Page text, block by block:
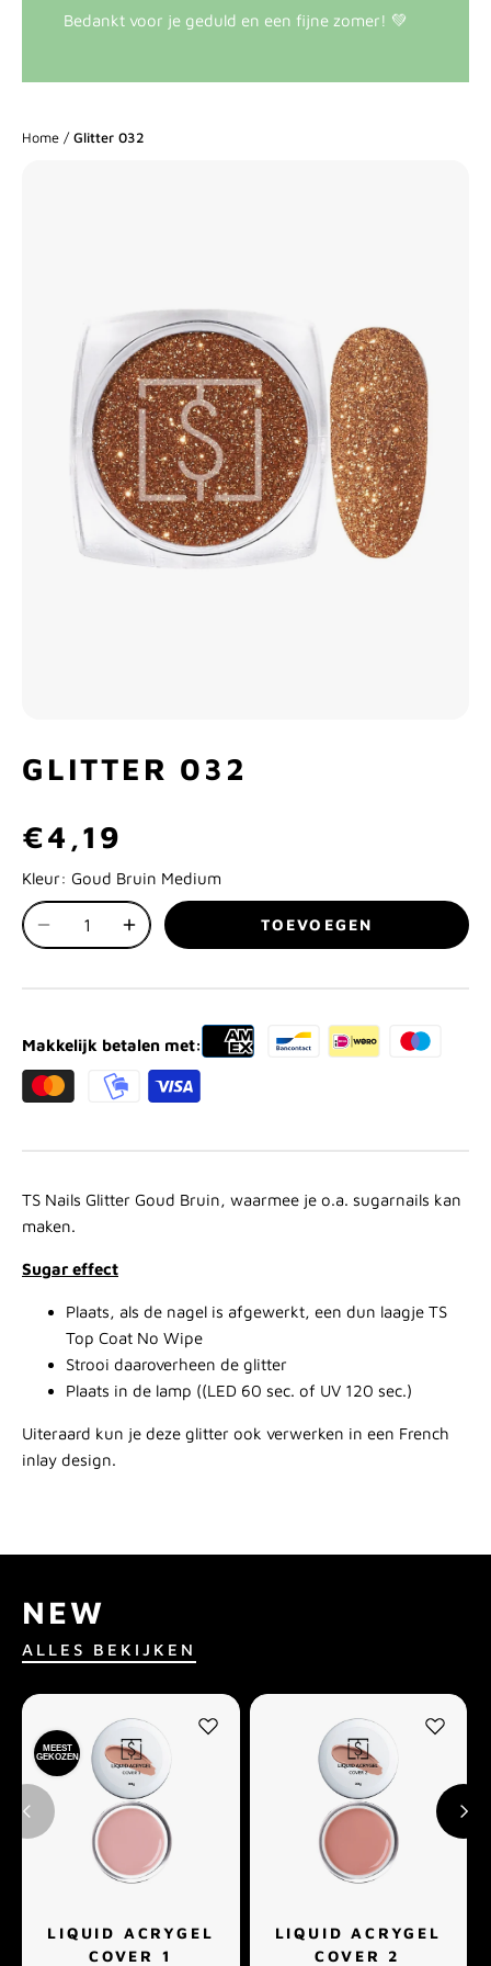
Bedankt voor je geduld en een fijne zomer! 💚
Home / Glitter 032
GLITTER 032
€4,19
Kleur: Goud Bruin Medium
TOEVOEGEN
Makkelijk betalen met:
TS Nails Glitter Goud Bruin, waarmee je o.a. sugarnails kan
maken.
Sugar effect
Plaats, als de nagel is afgewerkt, een dun laagje TS
Top Coat No Wipe
Strooi daaroverheen de glitter
Plaats in de lamp ((LED 60 sec. of UV 120 sec.)
Uiteraard kun je deze glitter ook verwerken in een French
inlay design.
NEW
ALLES BEKIJKEN
MEEST
GEKOZEN
LIQUID ACRYGEL
COVER 1
LIQUID ACRYGEL
COVER 2